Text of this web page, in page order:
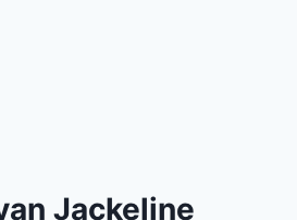
Jackeline